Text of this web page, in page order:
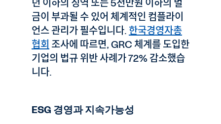
년 이하의 징역 또는 5천만원 이하의 벌
금이 부과될 수 있어 체계적인 컴플라이
언스 관리가 필수입니다. 한국경영자총
협회 조사에 따르면, GRC 체계를 도입한
기업의 법규 위반 사례가 72% 감소했습
니다.
ESG 경영과 지속가능성